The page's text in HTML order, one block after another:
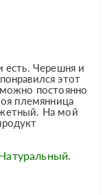
есть. Черешня и
этот
постоянно
племянница
На мой